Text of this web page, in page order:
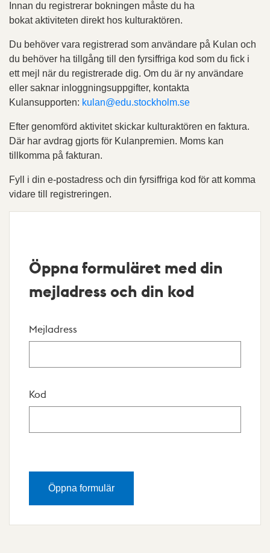
Innan du registrerar bokningen måste du ha
bokat aktiviteten direkt hos kulturaktören.
Du behöver vara registrerad som användare på Kulan och
du behöver ha tillgång till den fyrsiffriga kod som du fick i
ett mejl när du registrerade dig. Om du är ny användare
eller saknar inloggningsuppgifter, kontakta
Kulansupporten: kulan@edu.stockholm.se
Efter genomförd aktivitet skickar kulturaktören en faktura.
Där har avdrag gjorts för Kulanpremien. Moms kan
tillkomma på fakturan.
Fyll i din e-postadress och din fyrsiffriga kod för att komma
vidare till registreringen.
Öppna formuläret med din
mejladress och din kod
Mejladress
Kod